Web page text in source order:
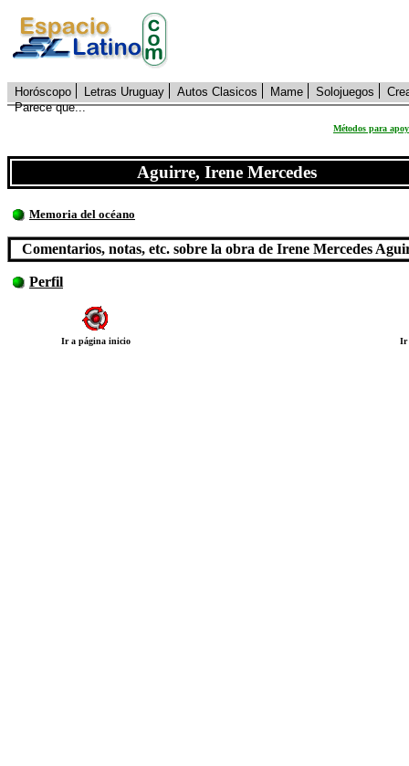
Horóscopo Letras Uruguay Autos Clasicos Mame Solojuegos
Parece que...
Métodos para
Aguirre, Irene Mercedes
Memoria del océano
Comentarios, notas, etc. sobre la obra de Irene Mercedes
Perfil
Ir a página inicio Ir